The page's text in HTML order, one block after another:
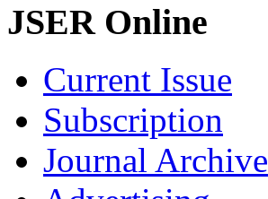
JSER Online
Current Issue
Subscription
Journal Archive